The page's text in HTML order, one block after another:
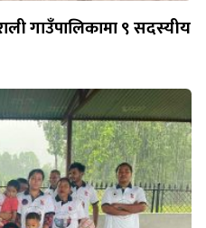
गाउँपालिकामा ९ सदस्यीय